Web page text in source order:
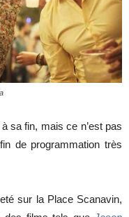
sa fin, mais ce n’est pas
de programmation très
sur la Place Scanavin,